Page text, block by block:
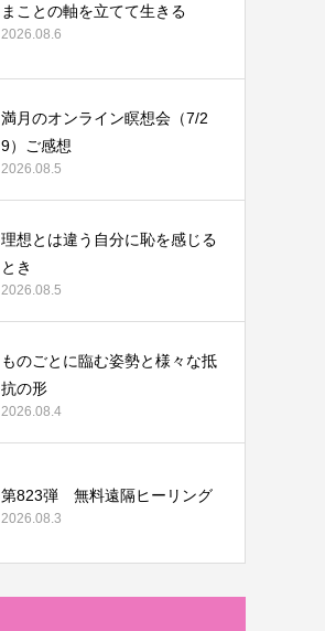
まことの軸を立てて生きる
2026.08.6
満月のオンライン瞑想会（7/2
9）ご感想
2026.08.5
理想とは違う自分に恥を感じる
とき
2026.08.5
ものごとに臨む姿勢と様々な抵
抗の形
2026.08.4
第823弾 無料遠隔ヒーリング
2026.08.3